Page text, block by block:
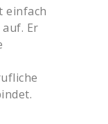
einfach
Er